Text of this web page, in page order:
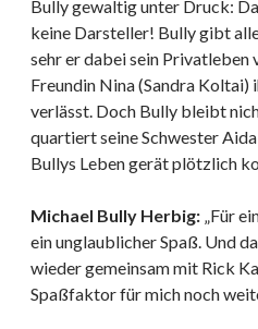
Bully gewaltig unter Druck:
keine Darsteller! Bully gibt
sehr er dabei sein Privatleben
Freundin Nina (Sandra Koltai)
verlässt. Doch Bully bleibt
quartiert seine Schwester
Bullys Leben gerät plötzlich
Michael Bully Herbig: „Für
ein unglaublicher Spaß. Und
wieder gemeinsam mit Rick
Spaßfaktor für mich noch